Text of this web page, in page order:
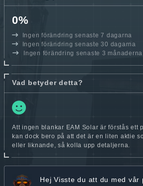
0%
Ingen förändring senaste 7 dagarna
Ingen förändring senaste 30 dagarna
Ingen förändring senaste 3 månaderna
Vad betyder detta?
Att ingen blankar EAM Solar är förstås ett
kan dock bero på att det är en liten aktie
eller liknande, så kolla upp detaljerna.
Hej Visste du att du med vår